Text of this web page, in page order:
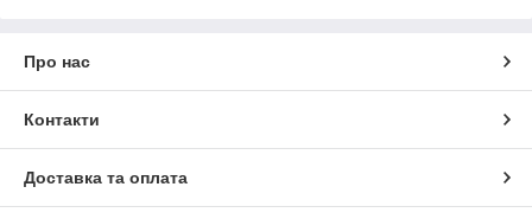
Про нас
Контакти
Доставка та оплата